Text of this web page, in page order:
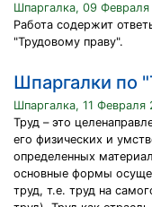
Шпаргалка, 09 Февраля
Работа содержит
"Трудовому праву".
Шпаргалки по
Шпаргалка, 11 Февраля
Труд – это
его физических и
определенных
основные формы
труд, т.е. труд на